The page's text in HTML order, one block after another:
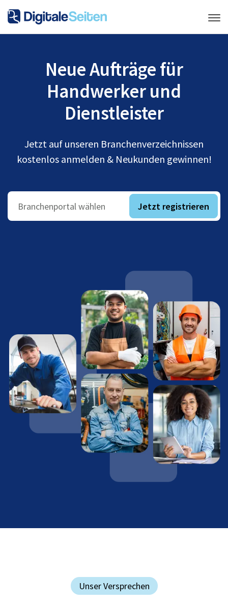
Neue Aufträge für
Handwerker und
Dienstleister
Jetzt auf unseren Branchenverzeichnissen
kostenlos anmelden & Neukunden gewinnen!
Branchenportal wählen Jetzt registrieren
Unser Versprechen